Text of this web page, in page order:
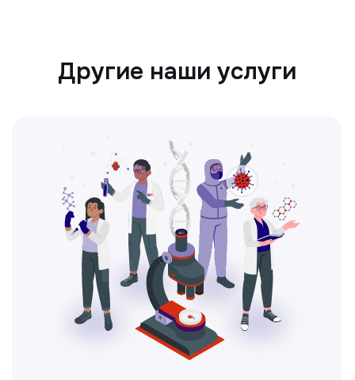
Ультразвуковая диагностика
Безопасный и точный метод для
обследования внутренних органов.